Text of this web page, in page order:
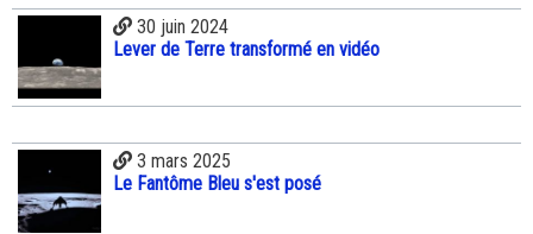
30 juin 2024
Lever de Terre transformé en vidéo
3 mars 2025
Le Fantôme Bleu s'est posé